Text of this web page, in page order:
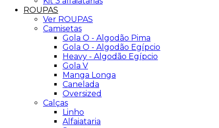
ROUPAS
Ver ROUPAS
Camisetas
Gola O - Algodão Pima
Gola O - Algodão Egípcio
Heavy - Algodão Egípcio
Gola V
Manga Longa
Canelada
Oversized
Calças
Linho
Alfaiataria